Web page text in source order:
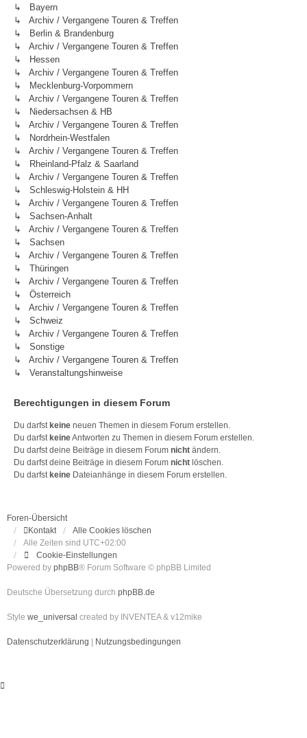
↳ Bayern
↳ Archiv / Vergangene Touren & Treffen
↳ Berlin & Brandenburg
↳ Archiv / Vergangene Touren & Treffen
↳ Hessen
↳ Archiv / Vergangene Touren & Treffen
↳ Mecklenburg-Vorpommern
↳ Archiv / Vergangene Touren & Treffen
↳ Niedersachsen & HB
↳ Archiv / Vergangene Touren & Treffen
↳ Nordrhein-Westfalen
↳ Archiv / Vergangene Touren & Treffen
↳ Rheinland-Pfalz & Saarland
↳ Archiv / Vergangene Touren & Treffen
↳ Schleswig-Holstein & HH
↳ Archiv / Vergangene Touren & Treffen
↳ Sachsen-Anhalt
↳ Archiv / Vergangene Touren & Treffen
↳ Sachsen
↳ Archiv / Vergangene Touren & Treffen
↳ Thüringen
↳ Archiv / Vergangene Touren & Treffen
↳ Österreich
↳ Archiv / Vergangene Touren & Treffen
↳ Schweiz
↳ Archiv / Vergangene Touren & Treffen
↳ Sonstige
↳ Archiv / Vergangene Touren & Treffen
↳ Veranstaltungshinweise
Berechtigungen in diesem Forum
Du darfst keine neuen Themen in diesem Forum erstellen.
Du darfst keineAntworten zu Themen in diesem Forum erstellen.
Du darfst deine Beiträge in diesem Forum nicht ändern.
Du darfst deine Beiträge in diesem Forum nicht löschen.
Du darfst keine Dateianhänge in diesem Forum erstellen.
Foren-Übersicht
Kontakt
Alle Cookies löschen
Alle Zeiten sind UTC+02:00
Cookie-Einstellungen
Powered by phpBB® Forum Software © phpBB Limited
Deutsche Übersetzung durch phpBB.de
Style we_universal created by INVENTEA & v12mike
Datenschutzerklärung Nutzungsbedingungen